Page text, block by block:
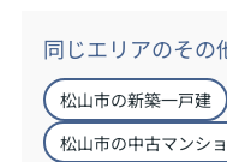
同じエリアのその
松山市の新築一戸建
松山市の中古マンシ